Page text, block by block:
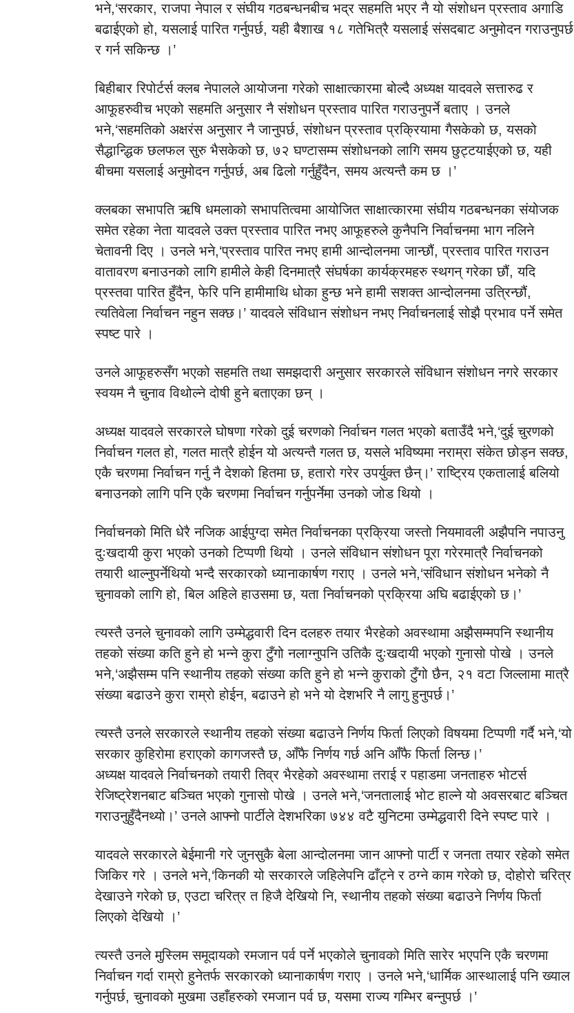
भने,‘सरकार, राजपा नेपाल र संघीय गठबन्धनबीच भद्र सहमति भएर नै यो संशोधन प्रस्ताव अगाडि
बढाईएको हो, यसलाई पारित गर्नुपर्छ, यही बैशाख १८ गतेभित्रै यसलाई संसदबाट अनुमोदन गराउनुपर्छ
र गर्न सकिन्छ ।’
बिहीबार रिपोर्टर्स क्लब नेपालले आयोजना गरेको साक्षात्कारमा बोल्दै अध्यक्ष यादवले सत्तारुढ र
आफूहरुवीच भएको सहमति अनुसार नै संशोधन प्रस्ताव पारित गराउनुपर्ने बताए । उनले
भने,‘सहमतिको अक्षरंस अनुसार नै जानुपर्छ, संशोधन प्रस्ताव प्रक्रियामा गैसकेको छ, यसको
सैद्धान्द्धिक छलफल सुरु भैसकेको छ, ७२ घण्टासम्म संशोधनको लागि समय छुट्टयाईएको छ, यही
बीचमा यसलाई अनुमोदन गर्नुपर्छ, अब ढिलो गर्नुहुँदैन, समय अत्यन्तै कम छ ।’
क्लबका सभापति ऋषि धमलाको सभापतित्वमा आयोजित साक्षात्कारमा संघीय गठबन्धनका संयोजक
समेत रहेका नेता यादवले उक्त प्रस्ताव पारित नभए आफूहरुले कुनैपनि निर्वाचनमा भाग नलिने
चेतावनी दिए । उनले भने,‘प्रस्ताव पारित नभए हामी आन्दोलनमा जान्छौं, प्रस्ताव पारित गराउन
वातावरण बनाउनको लागि हामीले केही दिनमात्रै संघर्षका कार्यक्रमहरु स्थगन् गरेका छौं, यदि
प्रस्तवा पारित हुँदैन, फेरि पनि हामीमाथि धोका हुन्छ भने हामी सशक्त आन्दोलनमा उत्रिन्छौं,
त्यतिवेला निर्वाचन नहुन सक्छ।’ यादवले संविधान संशोधन नभए निर्वाचनलाई सोझै प्रभाव पर्ने समेत
स्पष्ट पारे ।
उनले आफूहरुसँग भएको सहमति तथा समझदारी अनुसार सरकारले संविधान संशोधन नगरे सरकार
स्वयम नै चुनाव विथोल्ने दोषी हुने बताएका छन् ।
अध्यक्ष यादवले सरकारले घोषणा गरेको दुई चरणको निर्वाचन गलत भएको बताउँदै भने,‘दुई चुरणको
निर्वाचन गलत हो, गलत मात्रै होईन यो अत्यन्तै गलत छ, यसले भविष्यमा नराम्रा संकेत छोड्न सक्छ,
एकै चरणमा निर्वाचन गर्नु नै देशको हितमा छ, हतारो गरेर उपर्युक्त छैन्।’ राष्ट्रिय एकतालाई बलियो
बनाउनको लागि पनि एकै चरणमा निर्वाचन गर्नुपर्नेमा उनको जोड थियो ।
निर्वाचनको मिति धेरै नजिक आईपुग्दा समेत निर्वाचनका प्रक्रिया जस्तो नियमावली अझैपनि नपाउनु
दुःखदायी कुरा भएको उनको टिप्पणी थियो । उनले संविधान संशोधन पूरा गरेरमात्रै निर्वाचनको
तयारी थाल्नुपर्नेथियो भन्दै सरकारको ध्यानाकार्षण गराए । उनले भने,‘संविधान संशोधन भनेको नै
चुनावको लागि हो, बिल अहिले हाउसमा छ, यता निर्वाचनको प्रक्रिया अघि बढाईएको छ।’
त्यस्तै उनले चुनावको लागि उम्मेद्धवारी दिन दलहरु तयार भैरहेको अवस्थामा अझैसम्मपनि स्थानीय
तहको संख्या कति हुने हो भन्ने कुरा टुँगो नलाग्नुपनि उतिकै दुःखदायी भएको गुनासो पोखे । उनले
भने,‘अझैसम्म पनि स्थानीय तहको संख्या कति हुने हो भन्ने कुराको टुँगो छैन, २१ वटा जिल्लामा मात्रै
संख्या बढाउने कुरा राम्रो होईन, बढाउने हो भने यो देशभरि नै लागु हुनुपर्छ।’
त्यस्तै उनले सरकारले स्थानीय तहको संख्या बढाउने निर्णय फिर्ता लिएको विषयमा टिप्पणी गर्दै भने,‘यो
सरकार कुहिरोमा हराएको कागजस्तै छ, आँफै निर्णय गर्छ अनि आँफै फिर्ता लिन्छ।’
अध्यक्ष यादवले निर्वाचनको तयारी तिव्र भैरहेको अवस्थामा तराई र पहाडमा जनताहरु भोटर्स
रेजिष्ट्रेशनबाट बञ्चित भएको गुनासो पोखे । उनले भने,‘जनतालाई भोट हाल्ने यो अवसरबाट बञ्चित
गराउनुहुँदैनथ्यो।’ उनले आफ्नो पार्टीले देशभरिका ७४४ वटै युनिटमा उम्मेद्धवारी दिने स्पष्ट पारे ।
यादवले सरकारले बेईमानी गरे जुनसुकै बेला आन्दोलनमा जान आफ्नो पार्टी र जनता तयार रहेको समेत
जिकिर गरे । उनले भने,‘किनकी यो सरकारले जहिलेपनि ढाँट्ने र ठग्ने काम गरेको छ, दोहोरो चरित्र
देखाउने गरेको छ, एउटा चरित्र त हिजै देखियो नि, स्थानीय तहको संख्या बढाउने निर्णय फिर्ता
लिएको देखियो ।’
त्यस्तै उनले मुस्लिम समूदायको रमजान पर्व पर्ने भएकोले चुनावको मिति सारेर भएपनि एकै चरणमा
निर्वाचन गर्दा राम्रो हुनेतर्फ सरकारको ध्यानाकार्षण गराए । उनले भने,‘धार्मिक आस्थालाई पनि ख्याल
गर्नुपर्छ, चुनावको मुखमा उहाँहरुको रमजान पर्व छ, यसमा राज्य गम्भिर बन्नुपर्छ ।’